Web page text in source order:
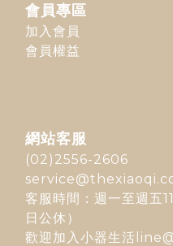
會員專區
加入會員
會員權益
網站客服
(02)2556-2606
客服時間：週一至週五
日公休）
歡迎加入 小器生活